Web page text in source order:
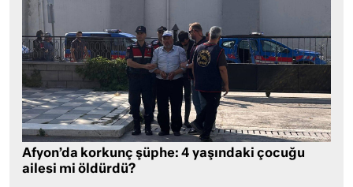
Afyon’da korkunç şüphe: 4 yaşındaki çocuğu
ailesi mi öldürdü?